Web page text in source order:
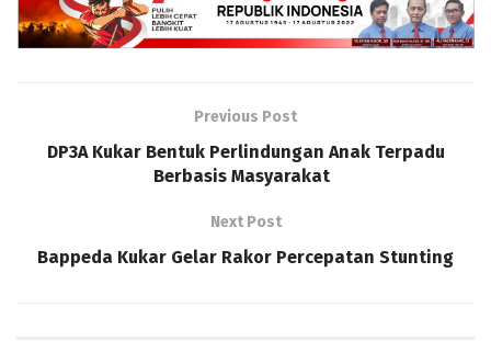
Previous Post
DP3A Kukar Bentuk Perlindungan Anak Terpadu
Berbasis Masyarakat
Next Post
Bappeda Kukar Gelar Rakor Percepatan Stunting